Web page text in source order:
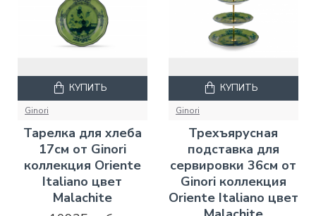
Ginori
Тарелка для хлеба
17см от Ginori
коллекция Oriente
Italiano цвет
Malachite
КУПИТЬ
Ginori
Трехъярусная
подставка для
сервировки 36см от
Ginori коллекция
Oriente Italiano цвет
КУПИТЬ